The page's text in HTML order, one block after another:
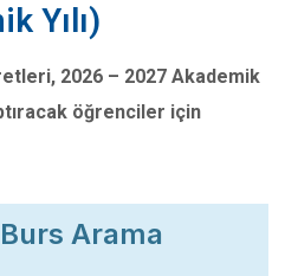
Yılı)
2026 – 2027 Akademik
öğrenciler için
Arama